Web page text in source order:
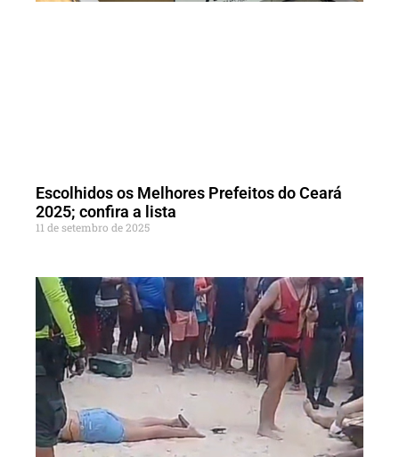
Escolhidos os Melhores Prefeitos do Ceará
2025; confira a lista
11 de setembro de 2025